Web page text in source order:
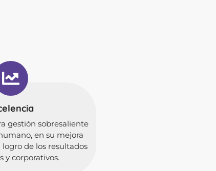
gestión sobresaliente
en su mejora
de los resultados
y corporativos.